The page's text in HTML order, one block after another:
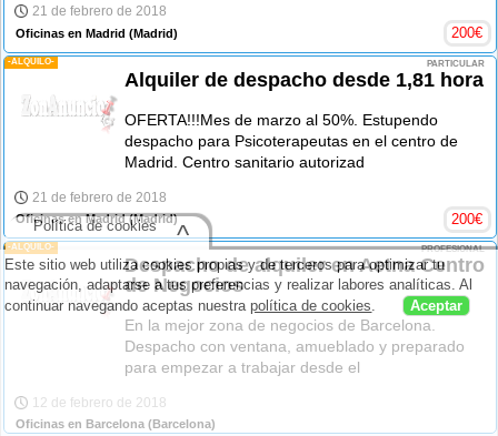
21 de febrero de 2018
Oficinas en Madrid (Madrid) 200€
-ALQUILO- PARTICULAR
Alquiler de despacho desde 1,81 hora
OFERTA!!!Mes de marzo al 50%. Estupendo
despacho para Psicoterapeutas en el centro de
Madrid. Centro sanitario autorizad
21 de febrero de 2018
Oficinas en Madrid(Madrid) 200€
-ALQUILO- PROFESIONAL
Despacho de alquiler en Aetna Centro
de Negocios
En la mejor zona de negocios de Barcelona.
Despacho con ventana, amueblado y preparado
para empezar a trabajar desde el
12 de febrero de 2018
Oficinas en Barcelona (Barcelona)
Este sitio web utiliza cookies propias y de terceros para optimizar tu
navegación, adaptarse a tus preferencias y realizar labores analíticas. Al
continuar navegando aceptas nuestrapolítica de cookies. Aceptar
Política de cookies ^